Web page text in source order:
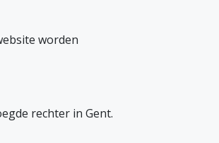
worden
rechter in Gent.